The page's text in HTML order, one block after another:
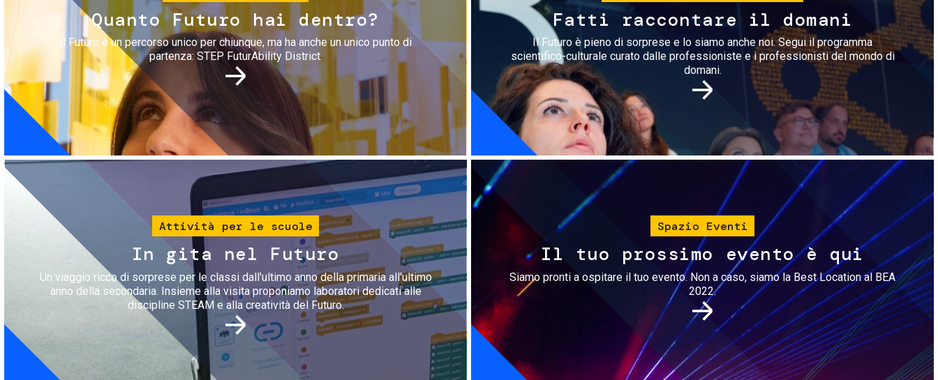
Quanto Futuro hai dentro?
Il Futuro è un percorso unico per chiunque, ma ha anche un unico punto di
partenza: STEP FuturAbility District.
Fatti raccontare il domani
Il Futuro è pieno di sorprese e lo siamo anche noi. Segui il programma
scientifico-culturale curato dalle professioniste e i professionisti del mondo di
domani.
Immagine
Attività per le scuole
In gita nel Futuro
Un viaggio ricco di sorprese per le classi dall'ultimo anno della primaria all'ultimo
anno della secondaria. Insieme alla visita proponiamo laboratori dedicati alle
discipline STEAM e alla creatività del Futuro.
Immagine
Spazio Eventi
Il tuo prossimo evento è qui
Siamo pronti a ospitare il tuo evento. Non a caso, siamo la Best Location al BEA
2022.